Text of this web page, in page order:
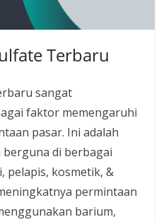
Terbaru
sangat
faktor memengaruhi
pasar. Ini adalah
di berbagai
pelapis, kosmetik, &
permintaan
barium,